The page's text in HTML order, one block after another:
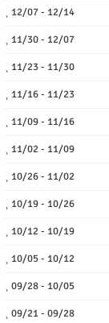
12/07 - 12/14
11/30 - 12/07
11/23 - 11/30
11/16 - 11/23
11/09 - 11/16
11/02 - 11/09
10/26 - 11/02
10/19 - 10/26
10/12 - 10/19
10/05 - 10/12
09/28 - 10/05
09/21 - 09/28